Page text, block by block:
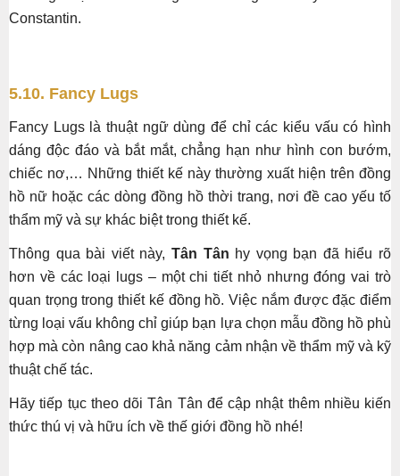
Constantin.
5.10. Fancy Lugs
Fancy Lugs là thuật ngữ dùng để chỉ các kiểu vấu có hình
dáng độc đáo và bắt mắt, chẳng hạn như hình con bướm,
chiếc nơ,… Những thiết kế này thường xuất hiện trên đồng
hồ nữ hoặc các dòng đồng hồ thời trang, nơi đề cao yếu tố
thẩm mỹ và sự khác biệt trong thiết kế.
Thông qua bài viết này, Tân Tân hy vọng bạn đã hiểu rõ
hơn về các loại lugs – một chi tiết nhỏ nhưng đóng vai trò
quan trọng trong thiết kế đồng hồ. Việc nắm được đặc điểm
từng loại vấu không chỉ giúp bạn lựa chọn mẫu đồng hồ phù
hợp mà còn nâng cao khả năng cảm nhận về thẩm mỹ và kỹ
thuật chế tác.
Hãy tiếp tục theo dõi Tân Tân để cập nhật thêm nhiều kiến
thức thú vị và hữu ích về thế giới đồng hồ nhé!